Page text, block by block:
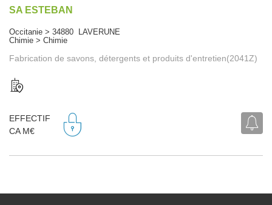
SA ESTEBAN
Occitanie > 34880 LAVERUNE
Chimie > Chimie
Fabrication de savons, détergents et produits d'entretien(2041Z)
EFFECTIF
CA M€